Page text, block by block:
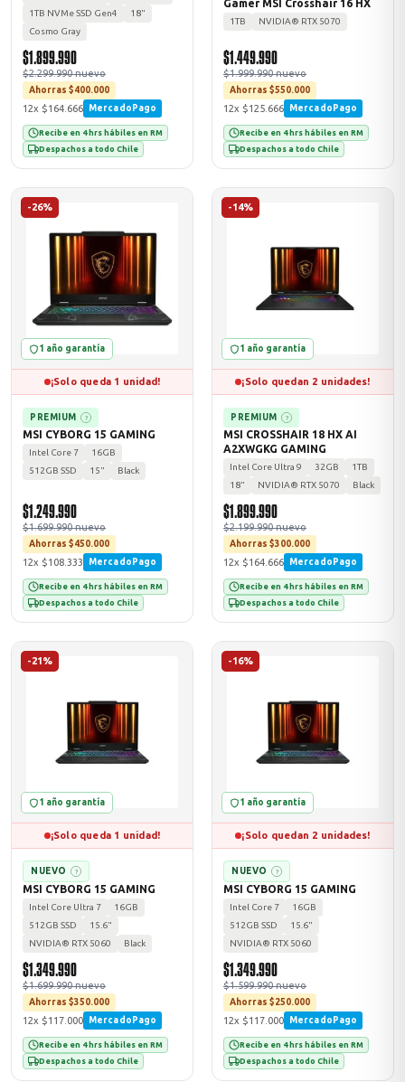
1TB NVMe SSD Gen4
18"
Cosmo Gray
$1.899.990
$2.299.990 nuevo
Ahorras $400.000
12x $164.666 MercadoPago
Recibe en 4 hrs hábiles en RM
Despachos a todo Chile
Gamer MSI Crosshair 16 HX
1TB NVIDIA® RTX 5070
$1.449.990
$1.999.990 nuevo
Ahorras $550.000
12x $125.666 MercadoPago
Recibe en 4 hrs hábiles en RM
Despachos a todo Chile
-26%
1 año garantía
¡Solo queda 1 unidad!
PREMIUM ?
MSI CYBORG 15 GAMING
Intel Core 7
16GB
512GB SSD
15" Black
$1.249.990
$1.699.990 nuevo
Ahorras $450.000
12x $108.333 MercadoPago
Recibe en 4 hrs hábiles en RM
Despachos a todo Chile
-14%
1 año garantía
¡Solo quedan 2 unidades!
PREMIUM ?
MSI CROSSHAIR 18 HX AI
A2XWGKG GAMING
Intel Core Ultra 9 32GB
1TB
18"
NVIDIA® RTX 5070 Black
$1.899.990
$2.199.990 nuevo
Ahorras $300.000
12x $164.666 MercadoPago
Recibe en 4 hrs hábiles en RM
Despachos a todo Chile
-21%
1 año garantía
¡Solo queda 1 unidad!
NUEVO ?
MSI CYBORG 15 GAMING
Intel Core Ultra 7
16GB
512GB SSD
15.6"
NVIDIA® RTX 5060
Black
$1.349.990
$1.699.990 nuevo
Ahorras $350.000
12x $117.000 MercadoPago
Recibe en 4 hrs hábiles en RM
Despachos a todo Chile
-16%
1 año garantía
¡Solo quedan 2 unidades!
NUEVO ?
MSI CYBORG 15 GAMING
Intel Core 7
16GB
512GB SSD
15.6"
NVIDIA® RTX 5060
$1.349.990
$1.599.990 nuevo
Ahorras $250.000
12x $117.000 MercadoPago
Recibe en 4 hrs hábiles en RM
Despachos a todo Chile